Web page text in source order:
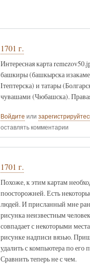
1701 г.
Интересная карта
башкиры (башкырска
Iтептерска) и татары
чувашами (Чюбашска).
Войдите или
оставлять комментарии
1701 г.
Похоже, к этим картам
поосторожней. Есть
людей. И присланный мне
рисунка неизвестным
совпадает с некоторыми
рисунке надписи вязью.
удалить с компьютера по его
Сравнить теперь не с чем.